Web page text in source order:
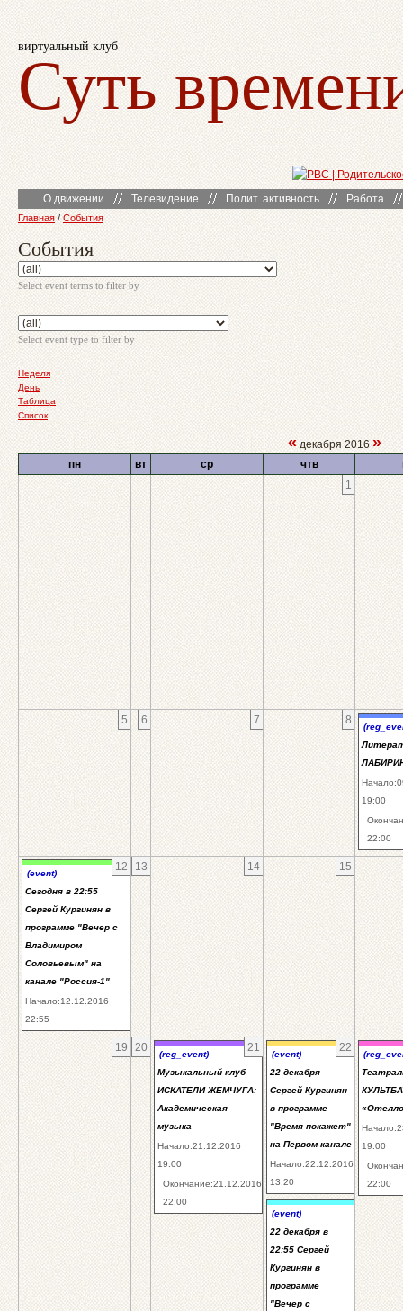
виртуальный клуб
Суть
О движении Телевидение Полит. активность Работа
Главная / События
События
Select event terms to filter by
Select event type to filter by
Неделя
День
Таблица
Список
« декабря 2016 »
пн вт ср чтв
1
5 6 7 8
19:00
22:00
12
(event)
Сегодня в 22:55
Сергей Кургинян в
программе "Вечер с
Владимиром
Соловьевым" на
канале "Россия-1"
Начало:12.12.2016
22:55
13 14 15
19 20 21
(reg_event)
Музыкальный клуб
ИСКАТЕЛИ ЖЕМЧУГА:
Академическая
музыка
Начало:21.12.2016
19:00
Окончание:21.12.2016
22:00
22
(event)
22 декабря
Сергей Кургинян
в программе
"Время покажет"
на Первом канале
Начало:22.12.2016
13:20
(event)
22 декабря в
22:55 Сергей
Кургинян в
программе
"Вечер с
19:00
22:00